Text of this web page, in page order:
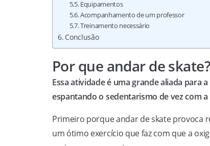
Equipamentos
Acompanhamento de um professor
Treinamento necessário
Conclusão
Por que andar de skate?
Essa atividade é uma grande aliada para
espantando o sedentarismo de vez com
Primeiro porque andar de skate provoca
um ótimo exercício que faz com que a